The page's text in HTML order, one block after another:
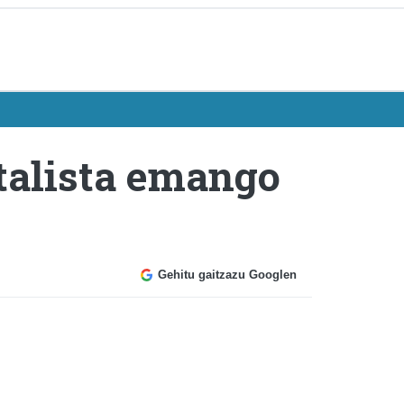
emango
Gehitu gaitzazu Googlen